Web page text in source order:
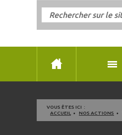
VOUS ÊTES ICI :
ACCUEIL
NOS ACTIONS